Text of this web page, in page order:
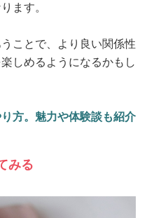
ます。
ことで、より良い関係性
しめるようになるかもし
方。魅力や体験談も紹介
みる